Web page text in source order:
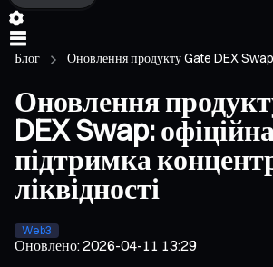
Блог Оновлення продукту Gate DEX
Оновлення
DEX Swap:
підтримка
ліквідності
Web3
Оновлено:2026-04-11 13:29